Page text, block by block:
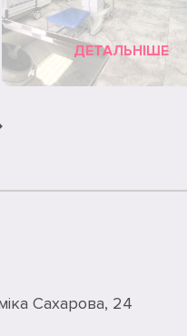
ДЕТАЛЬНІШЕ
Сахарова, 24